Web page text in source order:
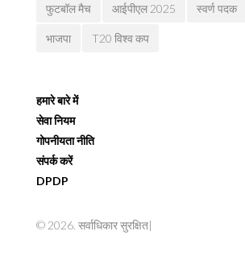
फुटबॉल मैच आईपीएल 2025 स्वर्ण पदक
भाजपा T20 विश्व कप
हमारे बारे में
सेवा नियम
गोपनीयता नीति
संपर्क करें
DPDP
© 2026. सर्वाधिकार सुरक्षित|